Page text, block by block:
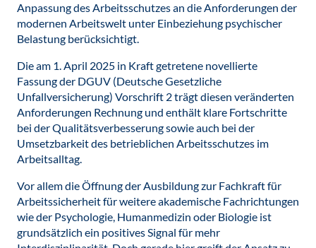
Anpassung des Arbeitsschutzes an die Anforderungen der
modernen Arbeitswelt unter Einbeziehung psychischer
Belastung berücksichtigt.
Die am 1. April 2025 in Kraft getretene novellierte
Fassung der DGUV (Deutsche Gesetzliche
Unfallversicherung) Vorschrift 2 trägt diesen veränderten
Anforderungen Rechnung und enthält klare Fortschritte
bei der Qualitätsverbesserung sowie auch bei der
Umsetzbarkeit des betrieblichen Arbeitsschutzes im
Arbeitsalltag.
Vor allem die Öffnung der Ausbildung zur Fachkraft für
Arbeitssicherheit für weitere akademische Fachrichtungen
wie der Psychologie, Humanmedizin oder Biologie ist
grundsätzlich ein positives Signal für mehr